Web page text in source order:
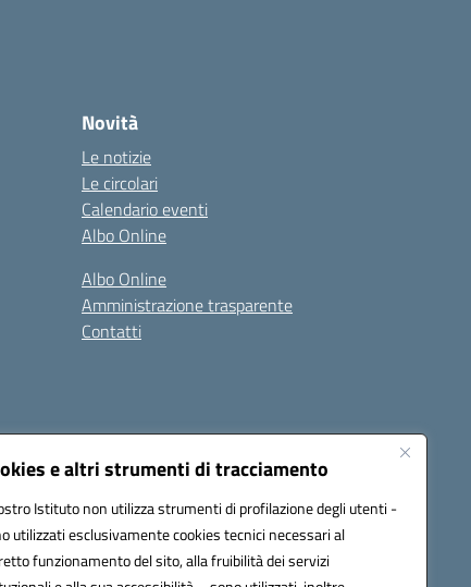
e altri strumenti di tracciamento
Istituto non utilizza strumenti di profilazione degli utenti -
utilizzati esclusivamente cookies tecnici necessari al
funzionamento del sito, alla fruibilità dei servizi
Novità
Le notizie
Le circolari
Calendario eventi
Albo Online
Albo Online
Amministrazione trasparente
Contatti